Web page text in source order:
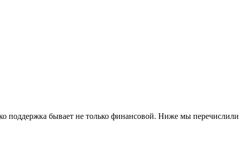
поддержка бывает не только финансовой. Ниже мы перечислили